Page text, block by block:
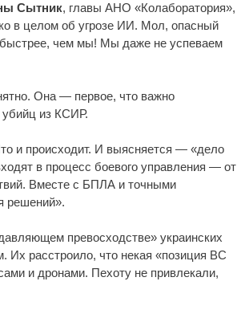
Сытник, главы АНО «Колаборатория»,
в целом об угрозе ИИ. Мол, опасный
чем мы! Мы даже не успеваем
Она — первое, что важно
убийц из КСИР.
и происходит. И выясняется — «дело
в процесс боевого управления — от
Вместе с БПЛА и точными
решений».
превосходстве» украинских
Их расстроило, что некая «позиция ВС
и дронами. Пехоту не привлекали,